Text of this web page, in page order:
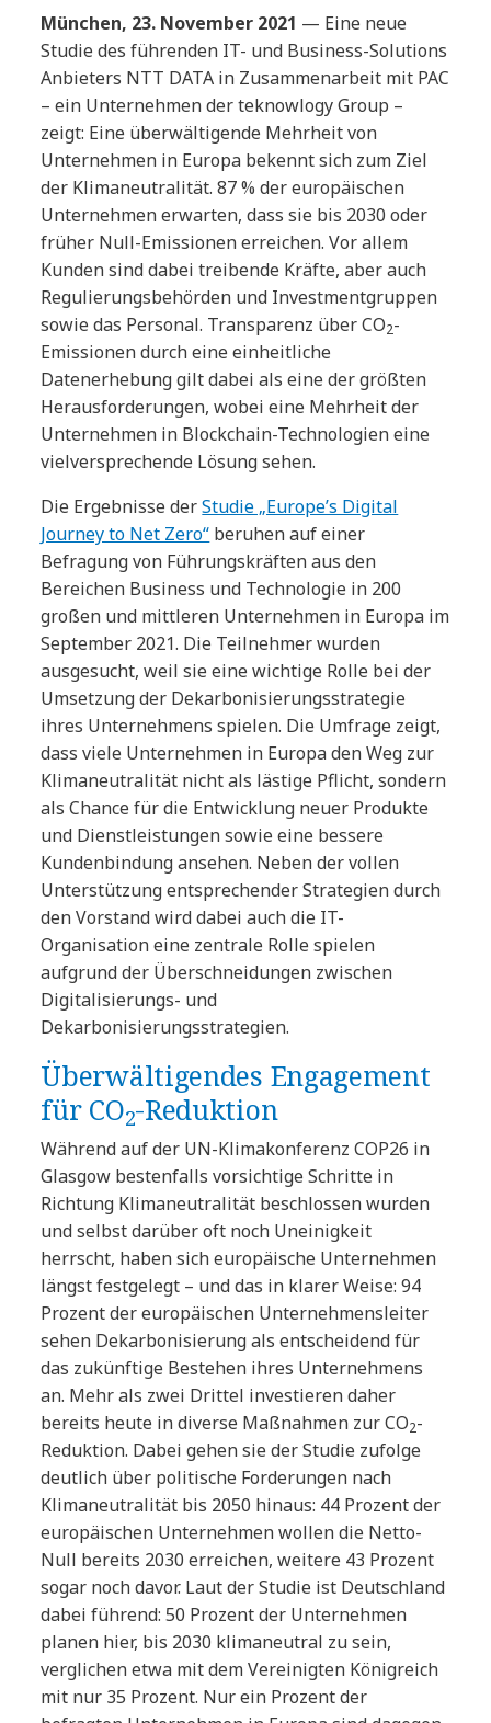
München, 23. November 2021 — Eine neue
Studie des führenden IT- und Business-Solutions
Anbieters NTT DATA in Zusammenarbeit mit PAC
– ein Unternehmen der teknowlogy Group –
zeigt: Eine überwältigende Mehrheit von
Unternehmen in Europa bekennt sich zum Ziel
der Klimaneutralität. 87 % der europäischen
Unternehmen erwarten, dass sie bis 2030 oder
früher Null-Emissionen erreichen. Vor allem
Kunden sind dabei treibende Kräfte, aber auch
Regulierungsbehörden und Investmentgruppen
sowie das Personal. Transparenz über CO2-
Emissionen durch eine einheitliche
Datenerhebung gilt dabei als eine der größten
Herausforderungen, wobei eine Mehrheit der
Unternehmen in Blockchain-Technologien eine
vielversprechende Lösung sehen.
Die Ergebnisse derStudie „Europe’s Digital
Journey to Net Zero“ beruhen auf einer
Befragung von Führungskräften aus den
Bereichen Business und Technologie in 200
großen und mittleren Unternehmen in Europa im
September 2021. Die Teilnehmer wurden
ausgesucht, weil sie eine wichtige Rolle bei der
Umsetzung der Dekarbonisierungsstrategie
ihres Unternehmens spielen. Die Umfrage zeigt,
dass viele Unternehmen in Europa den Weg zur
Klimaneutralität nicht als lästige Pflicht, sondern
als Chance für die Entwicklung neuer Produkte
und Dienstleistungen sowie eine bessere
Kundenbindung ansehen. Neben der vollen
Unterstützung entsprechender Strategien durch
den Vorstand wird dabei auch die IT-
Organisation eine zentrale Rolle spielen
aufgrund der Überschneidungen zwischen
Digitalisierungs- und
Dekarbonisierungsstrategien.
Überwältigendes Engagement
für CO2-Reduktion
Während auf der UN-Klimakonferenz COP26 in
Glasgow bestenfalls vorsichtige Schritte in
Richtung Klimaneutralität beschlossen wurden
und selbst darüber oft noch Uneinigkeit
herrscht, haben sich europäische Unternehmen
längst festgelegt – und das in klarer Weise: 94
Prozent der europäischen Unternehmensleiter
sehen Dekarbonisierung als entscheidend für
das zukünftige Bestehen ihres Unternehmens
an. Mehr als zwei Drittel investieren daher
bereits heute in diverse Maßnahmen zur CO2-
Reduktion. Dabei gehen sie der Studie zufolge
deutlich über politische Forderungen nach
Klimaneutralität bis 2050 hinaus: 44 Prozent der
europäischen Unternehmen wollen die Netto-
Null bereits 2030 erreichen, weitere 43 Prozent
sogar noch davor. Laut der Studie ist Deutschland
dabei führend: 50 Prozent der Unternehmen
planen hier, bis 2030 klimaneutral zu sein,
verglichen etwa mit dem Vereinigten Königreich
mit nur 35 Prozent. Nur ein Prozent der